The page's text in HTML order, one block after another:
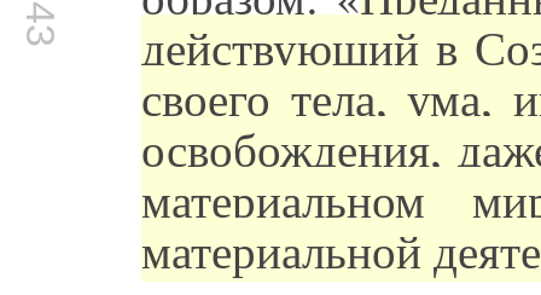
действующий в
своего тела, ума,
освобождения,
материальном
материальной